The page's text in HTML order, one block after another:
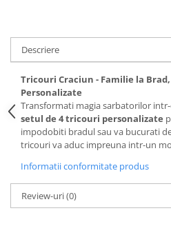
Descriere
Tricouri Craciun - Familie la
Personalizate
Transformati magia sarbatorilor
setul de 4 tricouri personalizate
impodobiti bradul sau va bucurati
tricouri va aduc impreuna intr-un
Informatii conformitate produs
Review-uri(0)